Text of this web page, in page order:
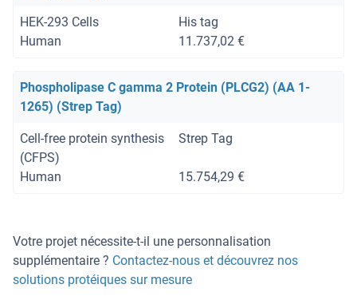
HEK-293 Cells
His tag
Human
11.737,02 €
Phospholipase C gamma 2 Protein (PLCG2) (AA 1-
1265) (Strep Tag)
Cell-free protein synthesis
(CFPS)
Strep Tag
Human 15.754,29 €
Votre projet nécessite-t-il une personnalisation
supplémentaire ? Contactez-nous et découvrez nos
solutions protéiques sur mesure